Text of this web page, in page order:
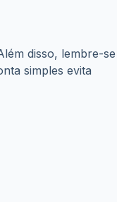
disso, lembre-se
simples evita